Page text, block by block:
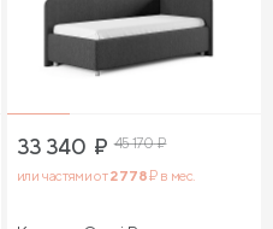
33 340 ₽ 45 170₽
или частями от2 778₽ в мес.